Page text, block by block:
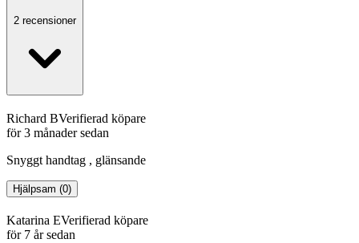
2 recensioner
Richard BVerifierad köpare
för 3 månader sedan
Snyggt handtag , glänsande
Hjälpsam (0)
Katarina EVerifierad köpare
för 7 år sedan